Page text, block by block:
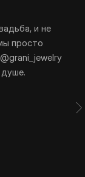
и не
просто